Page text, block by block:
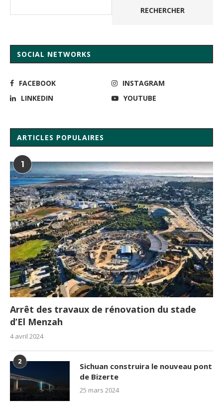
RECHERCHER
SOCIAL NETWORKS
FACEBOOK
INSTAGRAM
LINKEDIN
YOUTUBE
ARTICLES POPULAIRES
1
Arrêt des travaux de rénovation du stade
d’El Menzah
4 avril 2024
2
Sichuan construira le nouveau pont
de Bizerte
25 mars 2024